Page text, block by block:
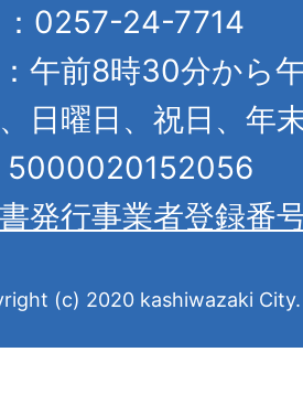
0257-24-7714
午前8時30分から
、日曜日、祝日、年
5000020152056
発行事業者登録番
(c) 2020 kashiwazaki